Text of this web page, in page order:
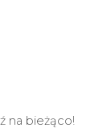
na bieżąco!